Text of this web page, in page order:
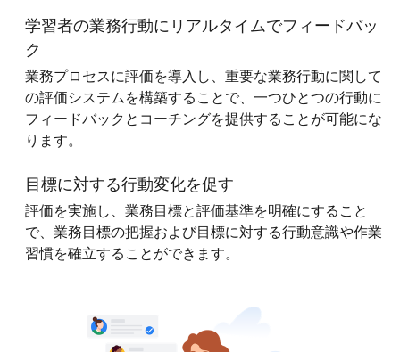
学習者の業務行動にリアルタイムでフィードバッ
ク
業務プロセスに評価を導入し、重要な業務行動に関して
の評価システムを構築することで、一つひとつの行動に
フィードバックとコーチングを提供することが可能にな
ります。
目標に対する行動変化を促す
評価を実施し、業務目標と評価基準を明確にすること
で、業務目標の把握および目標に対する行動意識や作業
習慣を確立することができます。